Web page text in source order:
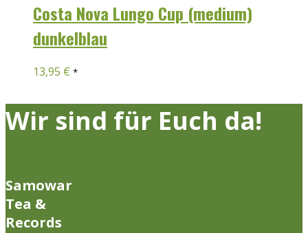
Costa Nova Lungo Cup (medium)
dunkelblau
13,95 € *
Wir sind für Euch da!
Samowar
Tea &
Records